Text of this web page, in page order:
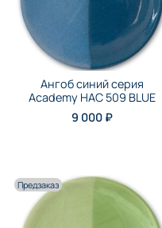
Ангоб синий серия
Academy НАС 509 BLUE
9 000 ₽
Предзаказ